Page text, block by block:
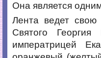
Она является
Лента ведет
Святого
императрицей